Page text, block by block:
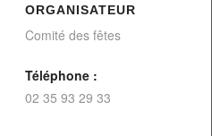
ORGANISATEUR
Comité des fêtes
Téléphone :
02 35 93 29 33